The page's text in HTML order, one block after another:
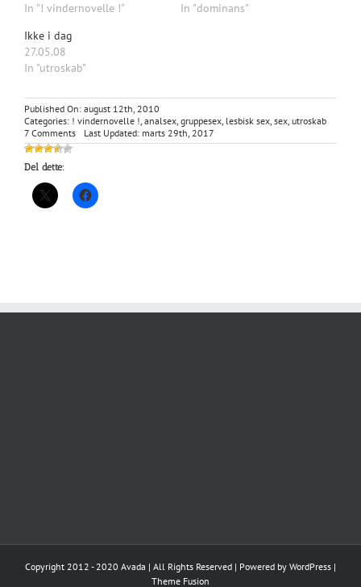
In "! vindernovelle !"
In "dominans"
Ikke i dag
27.05.08
In "utroskab"
Published On: august 12th, 2010
Categories: ! vindernovelle !, analsex, gruppesex, lesbisk sex, sex, utroskab
7 Commentson
Mundgodt
Last Updated: marts 29th, 2017
Del dette:
Copyright 2012 - 2020 Avada | All Rights Reserved | Powered by WordPress |
Theme Fusion